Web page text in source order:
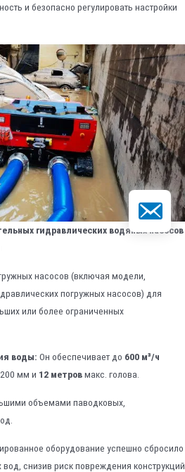
и безопасно регулировать настройки
гидравлических водяных насосов
насосов (включая модели,
погружных насосов) для
или более ограниченных
воды: Он обеспечивает до 600 м³/ч
мм и 12 метровмакс. голова.
объемами паводковых,
оборудование успешно сбросило
снизив риск повреждения конструкций